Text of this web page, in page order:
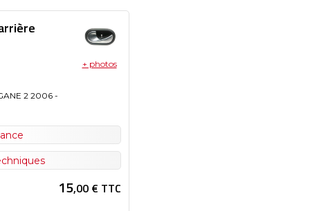
2 2006 -
+ photos
15,00 € TTC